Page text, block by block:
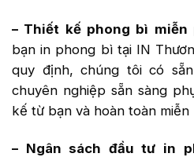
– Thiết kế phong bì
bạn in phong bì tại IN
quy định, chúng tôi có
chuyên nghiệp sẵn sàng
kế từ bạn và hoàn toàn
– Ngân sách đầu tư in